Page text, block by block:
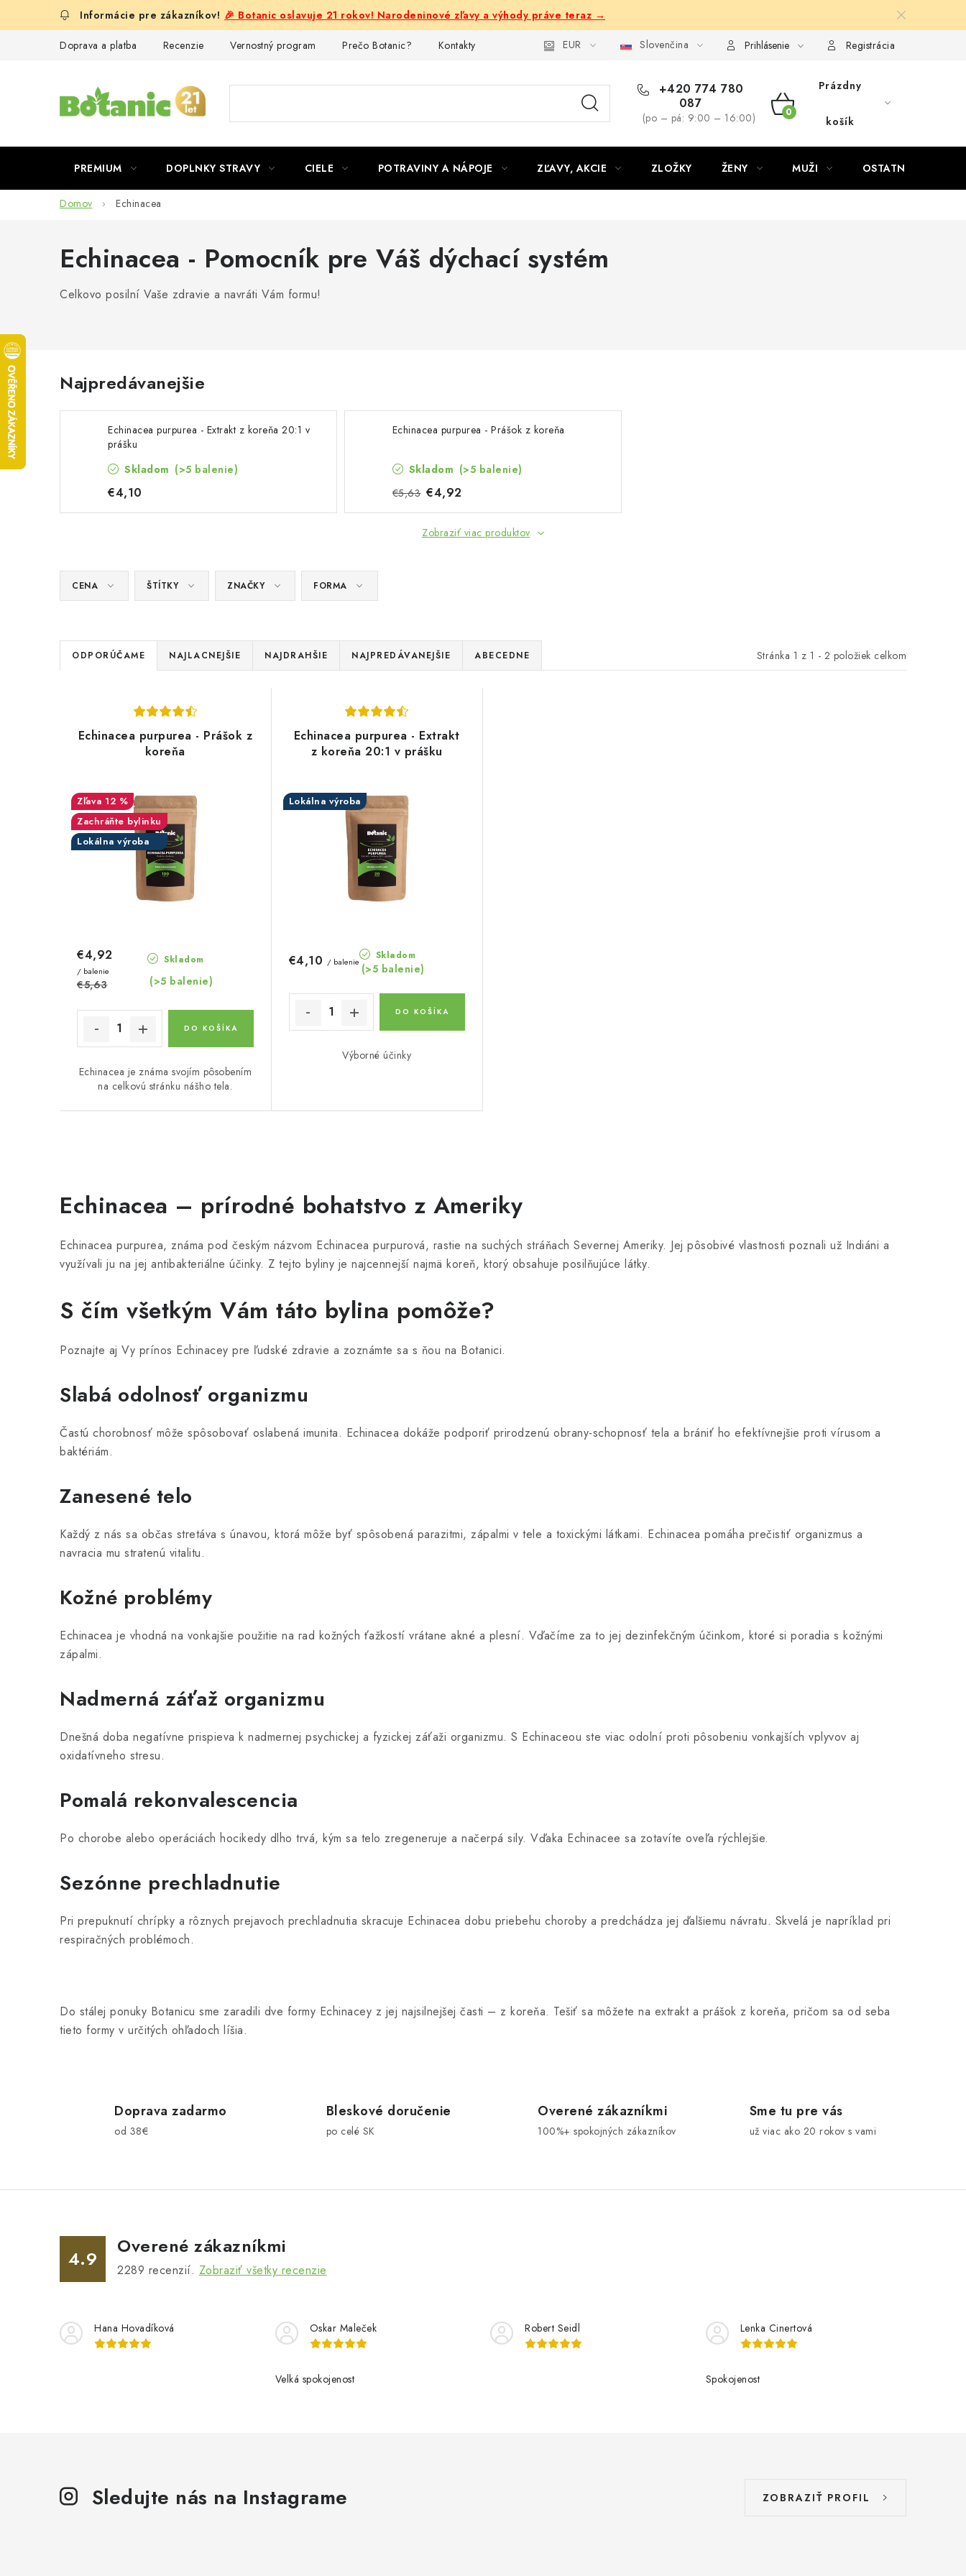
🎉 Botanic oslavuje 21 rokov! Narodeninové zľavy a výhody práve teraz →
Doprava a platba Recenzie Vernostný program Prečo Botanic? Kontakty EUR Slovenčina Prihlásenie Registrácia
+420 774 780
087
(po – pá: 9:00 – 16:00)
NÁKUPNÝ
Prázdny
košík
PREMIUM DOPLNKY STRAVY CIELE POTRAVINY A NÁPOJE ZĽAVY, AKCIE ZLOŽKY ŽENY MUŽI OSTATNÉ
Domov Echinacea
Echinacea - Pomocník pre Váš dýchací systém
Celkovo posilní Vaše zdravie a navráti Vám formu!
Najpredávanejšie
Echinacea purpurea - Extrakt z koreňa 20:1 v
prášku
Skladom (>5 balenie)
€4,10
Echinacea purpurea - Prášok z koreňa
Skladom (>5 balenie)
€5,63 €4,92
Zobraziť viac produktov
CENA ŠTÍTKY ZNAČKY FORMA
Stránka 1 z 1 - 2 položiek celkom
R
a
e
p
ODPORÚČAME NAJLACNEJŠIE NAJDRAHŠIE NAJPREDÁVANEJŠIE ABECEDNE
p
Echinacea purpurea - Prášok z
koreňa
12 %
Zachráňte bylinku
Lokálna výroba
Skladom
(>5 balenie)
€4,92
/ balenie
€5,63
DO KOŠÍKA
Echinacea je známa svojím pôsobením
na celkovú stránku nášho tela.
Echinacea purpurea - Extrakt
z koreňa 20:1 v prášku
Lokálna výroba
Skladom
(>5 balenie)
€4,10 / balenie
DO KOŠÍKA
Výborné účinky
v
l
á
d
c
e
p
r
v
k
v
ý
p
s
Echinacea – prírodné bohatstvo z Ameriky
Echinacea purpurea, známa pod českým názvom Echinacea purpurová, rastie na suchých stráňach Severnej Ameriky. Jej pôsobivé vlastnosti poznali už Indiáni a
využívali ju na jej antibakteriálne účinky. Z tejto byliny je najcennejší najmä koreň, ktorý obsahuje posilňujúce látky.
S čím všetkým Vám táto bylina pomôže?
Poznajte aj Vy prínos Echinacey pre ľudské zdravie a zoznámte sa s ňou na Botanici.
Slabá odolnosť organizmu
Častú chorobnosť môže spôsobovať oslabená imunita. Echinacea dokáže podporiť prirodzenú obrany-schopnosť tela a brániť ho efektívnejšie proti vírusom a
baktériám.
Zanesené telo
Každý z nás sa občas stretáva s únavou, ktorá môže byť spôsobená parazitmi, zápalmi v tele a toxickými látkami. Echinacea pomáha prečistiť organizmus a
navracia mu stratenú vitalitu.
Kožné problémy
Echinacea je vhodná na vonkajšie použitie na rad kožných ťažkostí vrátane akné a plesní. Vďačíme za to jej dezinfekčným účinkom, ktoré si poradia s kožnými
zápalmi.
Nadmerná záťaž organizmu
Dnešná doba negatívne prispieva k nadmernej psychickej a fyzickej záťaži organizmu. S Echinaceou ste viac odolní proti pôsobeniu vonkajších vplyvov aj
oxidatívneho stresu.
Pomalá rekonvalescencia
Po chorobe alebo operáciách hocikedy dlho trvá, kým sa telo zregeneruje a načerpá sily. Vďaka Echinacee sa zotavíte oveľa rýchlejšie.
Sezónne prechladnutie
Pri prepuknutí chrípky a rôznych prejavoch prechladnutia skracuje Echinacea dobu priebehu choroby a predchádza jej ďalšiemu návratu. Skvelá je napríklad pri
respiračných problémoch.
Do stálej ponuky Botanicu sme zaradili dve formy Echinacey z jej najsilnejšej časti – z koreňa. Tešiť sa môžete na extrakt a prášok z koreňa, pričom sa od seba
tieto formy v určitých ohľadoch líšia.
Doprava zadarmo
od 38€
Bleskové doručenie
po celé SK
Overené zákazníkmi
100%+ spokojných zákazníkov
Sme tu pre vás
už viac ako 20 rokov s vami
4.9
Overené zákazníkmi
2289 recenzií. Zobraziť všetky recenzie
Hana Hovadíková Oskar Maleček
Velká spokojenost
Robert Seidl Lenka Cinertová
Spokojenost
Sledujte nás na Instagrame ZOBRAZIŤ PROFIL